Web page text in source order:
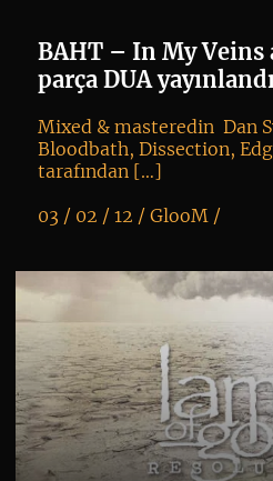
BAHT – In My
parça DUA
Mixed & masteredin Dan
Bloodbath, Dissection,
tarafından […]
03 / 02 / 12 / GlooM/